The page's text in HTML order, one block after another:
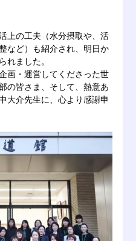
上の工夫（水分摂取や、活
など）も紹介され、明日か
れました。
画・運営してくださった世
の皆さま、そして、熱意あ
大介先生に、心より感謝申